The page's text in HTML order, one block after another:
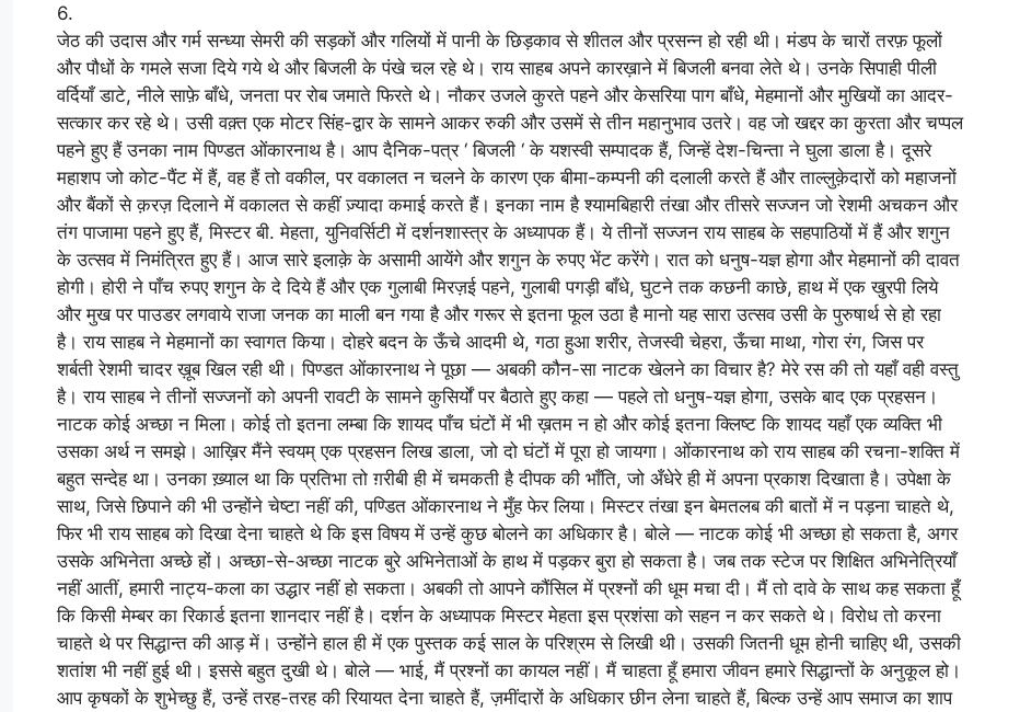
6.
जेठ की उदास और गर्म सन्ध्या सेमरी की सड़कों और गलियों में पानी के छिड़काव से शीतल और प्रसन्न हो रही थी। मंडप के चारों तरफ़ फूलों
और पौधों के गमले सजा दिये गये थे और बिजली के पंखे चल रहे थे। राय साहब अपने कारख़ाने में बिजली बनवा लेते थे। उनके सिपाही पीली
वर्दियाँ डाटे, नीले साफ़े बाँधे, जनता पर रोब जमाते फिरते थे। नौकर उजले कुरते पहने और केसरिया पाग बाँधे, मेहमानों और मुखियों का आदर-
सत्कार कर रहे थे। उसी वक़्त एक मोटर सिंह-द्वार के सामने आकर रुकी और उसमें से तीन महानुभाव उतरे। वह जो खद्दर का कुरता और चप्पल
पहने हुए हैं उनका नाम पिण्डत ओंकारनाथ है। आप दैनिक-पत्र ‘ बिजली ‘ के यशस्वी सम्पादक हैं, जिन्हें देश-चिन्ता ने घुला डाला है। दूसरे
महाशप जो कोट-पैंट में हैं, वह हैं तो वकील, पर वकालत न चलने के कारण एक बीमा-कम्पनी की दलाली करते हैं और ताल्लुक़ेदारों को महाजनों
और बैंकों से क़रज़ दिलाने में वकालत से कहीं ज़्यादा कमाई करते हैं। इनका नाम है श्यामबिहारी तंखा और तीसरे सज्जन जो रेशमी अचकन और
तंग पाजामा पहने हुए हैं, मिस्टर बी. मेहता, युनिवर्सिटी में दर्शनशास्त्र के अध्यापक हैं। ये तीनों सज्जन राय साहब के सहपाठियों में हैं और शगुन
के उत्सव में निमंत्रित हुए हैं। आज सारे इलाक़े के असामी आयेंगे और शगुन के रुपए भेंट करेंगे। रात को धनुष-यज्ञ होगा और मेहमानों की दावत
होगी। होरी ने पाँच रुपए शगुन के दे दिये हैं और एक गुलाबी मिरज़ई पहने, गुलाबी पगड़ी बाँधे, घुटने तक कछनी काछे, हाथ में एक खुरपी लिये
और मुख पर पाउडर लगवाये राजा जनक का माली बन गया है और गरूर से इतना फूल उठा है मानो यह सारा उत्सव उसी के पुरुषार्थ से हो रहा
है। राय साहब ने मेहमानों का स्वागत किया। दोहरे बदन के ऊँचे आदमी थे, गठा हुआ शरीर, तेजस्वी चेहरा, ऊँचा माथा, गोरा रंग, जिस पर
शर्बती रेशमी चादर ख़ूब खिल रही थी। पिण्डत ओंकारनाथ ने पूछा — अबकी कौन-सा नाटक खेलने का विचार है? मेरे रस की तो यहाँ वही वस्तु
है। राय साहब ने तीनों सज्जनों को अपनी रावटी के सामने कुसिर्यों पर बैठाते हुए कहा — पहले तो धनुष-यज्ञ होगा, उसके बाद एक प्रहसन।
नाटक कोई अच्छा न मिला। कोई तो इतना लम्बा कि शायद पाँच घंटों में भी ख़तम न हो और कोई इतना क्लिष्ट कि शायद यहाँ एक व्यक्ति भी
उसका अर्थ न समझे। आख़िर मैंने स्वयम् एक प्रहसन लिख डाला, जो दो घंटों में पूरा हो जायगा। ओंकारनाथ को राय साहब की रचना-शक्ति में
बहुत सन्देह था। उनका ख़्याल था कि प्रतिभा तो ग़रीबी ही में चमकती है दीपक की भाँति, जो अँधेरे ही में अपना प्रकाश दिखाता है। उपेक्षा के
साथ, जिसे छिपाने की भी उन्होंने चेष्टा नहीं की, पण्डित ओंकारनाथ ने मुँह फेर लिया। मिस्टर तंखा इन बेमतलब की बातों में न पड़ना चाहते थे,
फिर भी राय साहब को दिखा देना चाहते थे कि इस विषय में उन्हें कुछ बोलने का अधिकार है। बोले — नाटक कोई भी अच्छा हो सकता है, अगर
उसके अभिनेता अच्छे हों। अच्छा-से-अच्छा नाटक बुरे अभिनेताओं के हाथ में पड़कर बुरा हो सकता है। जब तक स्टेज पर शिक्षित अभिनेत्रियाँ
नहीं आतीं, हमारी नाट्य-कला का उद्धार नहीं हो सकता। अबकी तो आपने कौंसिल में प्रश्नों की धूम मचा दी। मैं तो दावे के साथ कह सकता हूँ
कि किसी मेम्बर का रिकार्ड इतना शानदार नहीं है। दर्शन के अध्यापक मिस्टर मेहता इस प्रशंसा को सहन न कर सकते थे। विरोध तो करना
चाहते थे पर सिद्धान्त की आड़ में। उन्होंने हाल ही में एक पुस्तक कई साल के परिश्रम से लिखी थी। उसकी जितनी धूम होनी चाहिए थी, उसकी
शतांश भी नहीं हुई थी। इससे बहुत दुखी थे। बोले — भाई, मैं प्रश्नों का कायल नहीं। मैं चाहता हूँ हमारा जीवन हमारे सिद्धान्तों के अनुकूल हो।
आप कृषकों के शुभेच्छु हैं, उन्हें तरह-तरह की रियायत देना चाहते हैं, ज़मींदारों के अधिकार छीन लेना चाहते हैं, बिल्क उन्हें आप समाज का शाप